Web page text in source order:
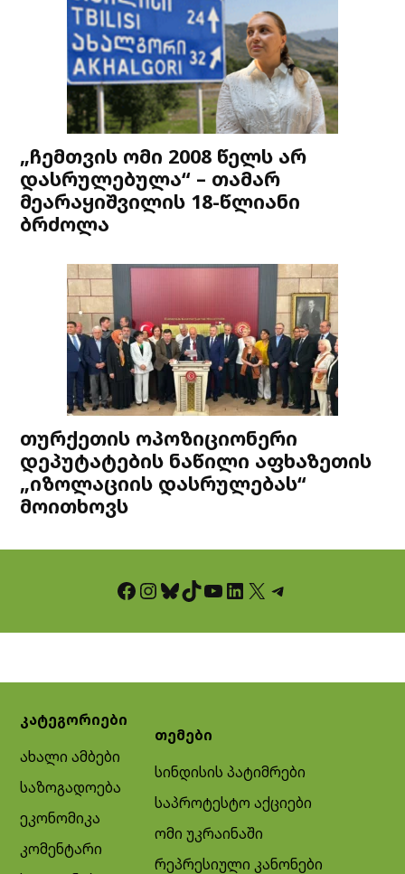
„ჩემთვის ომი 2008 წელს არ
დასრულებულა“ – თამარ
მეარაყიშვილის 18-წლიანი
ბრძოლა
თურქეთის ოპოზიციონერი
დეპუტატების ნაწილი აფხაზეთის
„იზოლაციის დასრულებას“
მოითხოვს
Facebook InstagramBluesky TikTok YouTube LinkedIn X Telegram
კატეგორიები
ახალი ამბები
საზოგადოება
ეკონომიკა
კომენტარი
თემები
სინდისის პატიმრები
საპროტესტო აქციები
ომი უკრაინაში
რეპრესიული კანონები